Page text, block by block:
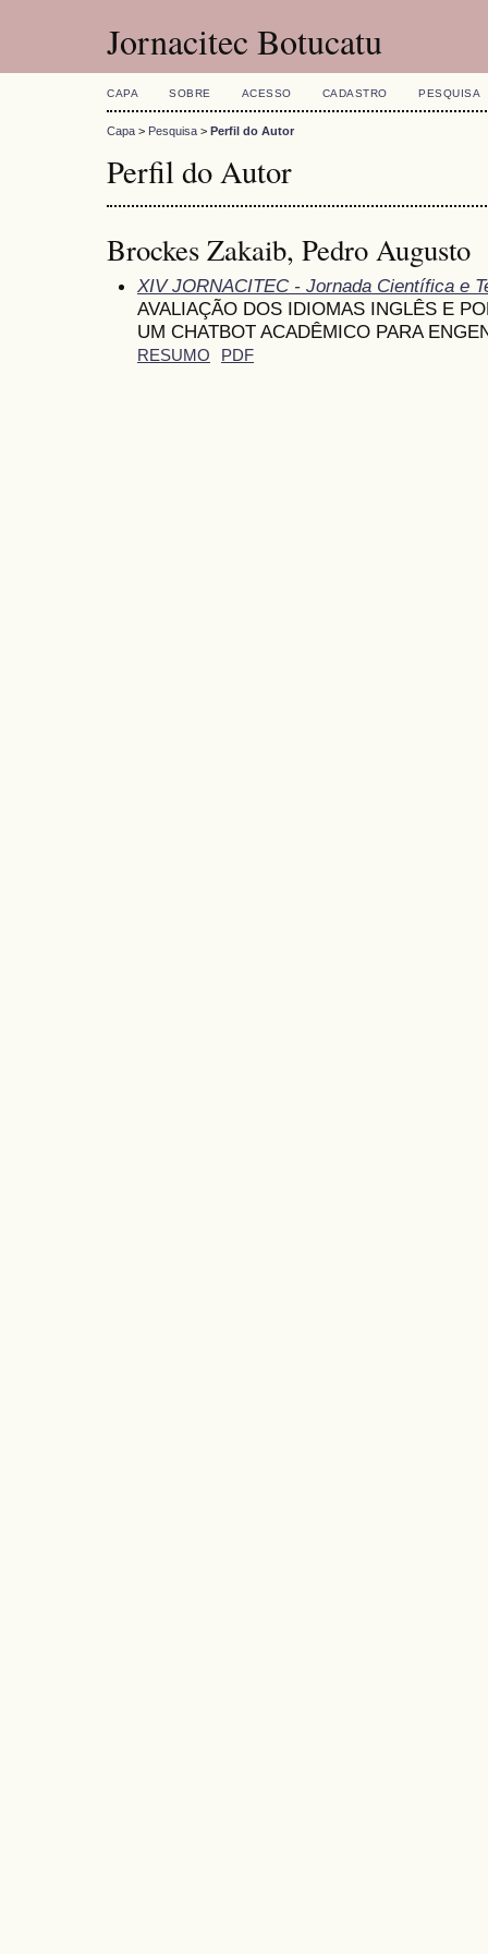
Jornacitec Botucatu
CAPA SOBRE ACESSO CADASTRO PESQUISA
Capa > Pesquisa > Perfil do Autor
Perfil do Autor
Brockes Zakaib, Pedro Augusto
XIV JORNACITEC - Jornada Científica e
AVALIAÇÃO DOS IDIOMAS INGLÊS E
UM CHATBOT ACADÊMICO PARA
RESUMO PDF